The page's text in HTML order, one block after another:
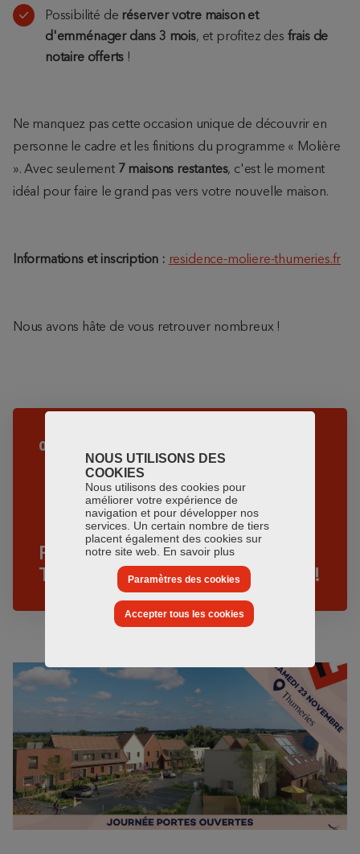
Possibilité de réserver votre maison et
d'emménager dans 3 mois, et profitez des frais de
notaire offerts !
Ne manquez pas cette occasion unique de découvrir en
personne le cadre et les finitions du programme « Molière
». Avec seulement 7 maisons restantes, c'est le moment
idéal pour faire le grand pas vers votre nouvelle maison.
Informations et inscription : residence-moliere-thumeries.fr
Nous avons hâte de vous retrouver nombreux !
02.11.2024
PORTES OUVERTES À
THUMERIES LE 23 NOVEMBRE !
NOUS UTILISONS DES
COOKIES
Nous utilisons des cookies pour
améliorer votre expérience de
navigation et pour développer nos
services. Un certain nombre de tiers
placent également des cookies sur
notre site web. En savoir plus
Paramètres des cookies
Accepter tous les cookies